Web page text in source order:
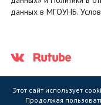
данных в МГОУНБ.
Этот сайт использует
Продолжая